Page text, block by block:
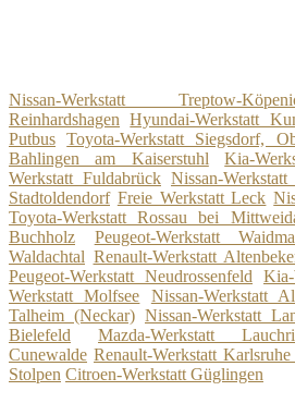
Nissan-Werkstatt Treptow-
Reinhardshagen
Hyundai-Werkstatt
Putbus
Toyota-Werkstatt Siegsdorf,
Bahlingen am Kaiserstuhl
Kia-
Werkstatt Fuldabrück Nissan-
Stadtoldendorf Freie Werkstatt Leck
Toyota-Werkstatt Rossau bei
Buchholz
Peugeot-Werkstatt
Waldachtal Renault-Werkstatt
Peugeot-Werkstatt Neudrossenfeld
Werkstatt Molfsee
Nissan-Werkstatt
Talheim (Neckar) Nissan-Werkstatt
Bielefeld
Mazda-Werkstatt
Cunewalde Renault-Werkstatt Karlsruhe
Stolpen Citroen-Werkstatt Güglingen